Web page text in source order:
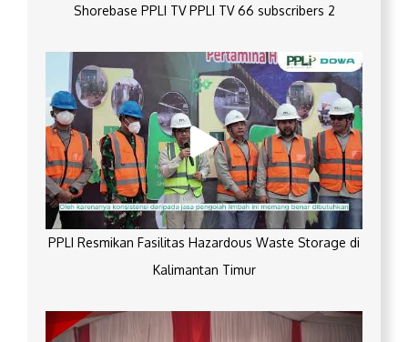
Shorebase PPLI TV PPLI TV 66 subscribers 2
PPLI Resmikan Fasilitas Hazardous Waste Storage di
Kalimantan Timur